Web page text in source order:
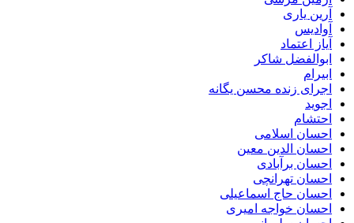
آرین یاری
آوادیس
آیاز اعتماد
ابوالفضل شاکر
ابیرام
اجرای زنده محسن یگانه
اجوید
احتشام
احسان اسلامی
احسان الدین معین
احسان برآبادی
احسان تهرانچی
احسان حاج اسماعیلی
احسان خواجه امیری